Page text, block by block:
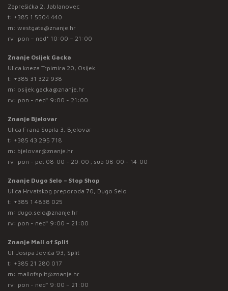
Zaprešićka 2, Jablanovec
t: +385 1 5504 440
m: westgate@znanje.hr
rv: pon – ned* 10:00 – 21:00
Znanje Osijek Gacka
Ulica kneza Trpimira 20, Osijek
t: +385 31 322 938
m: osijek.gacka@znanje.hr
rv: pon - ned* 9:00 - 21:00
Znanje Bjelovar
Ulica Frana Supila 3, Bjelovar
t: +385 43 295 718
m: bjelovar@znanje.hr
rv: pon - pet 08:00 - 20:00 ; sub 08:00 - 14:00
Znanje Dugo Selo – Stop Shop
Ulica Hrvatskog preporoda 70, Dugo Selo
t: +385 1 4838 025
m: dugo.selo@znanje.hr
rv: pon - ned* 9:00 – 21:00
Znanje Mall of Split
Ul. Josipa Jovića 93, Split
t: +385 21 280 017
m: mallofsplit@znanje.hr
rv: pon - ned* 9:00 – 21:00